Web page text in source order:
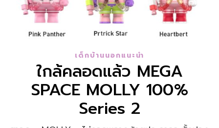
เด็กบ้านนอกแนะนำ
ใกล้คลอดแล้ว MEGA
SPACE MOLLY 100%
Series 2